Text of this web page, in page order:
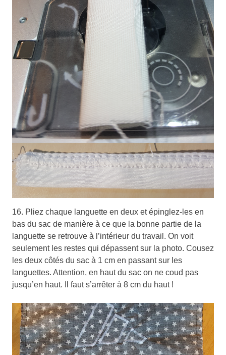
16. Pliez chaque languette en deux et épinglez-les en
bas du sac de manière à ce que la bonne partie de la
languette se retrouve à l’intérieur du travail. On voit
seulement les restes qui dépassent sur la photo. Cousez
les deux côtés du sac à 1 cm en passant sur les
languettes. Attention, en haut du sac on ne coud pas
jusqu’en haut. Il faut s’arrêter à 8 cm du haut !